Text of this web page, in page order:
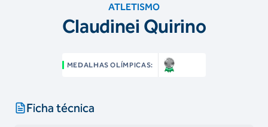
ATLETISMO
Claudinei Quirino
MEDALHAS OLÍMPICAS:
Ficha técnica